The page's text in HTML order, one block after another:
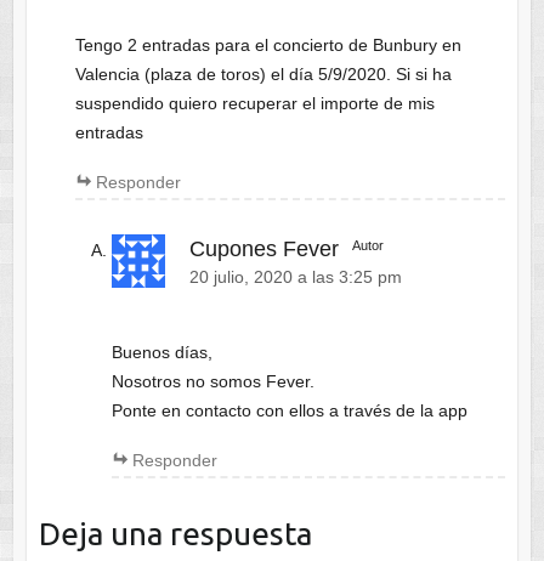
Tengo 2 entradas para el concierto de Bunbury en
Valencia (plaza de toros) el día 5/9/2020. Si si ha
suspendido quiero recuperar el importe de mis
entradas
Responder
Cupones Fever Autor
20 julio, 2020 a las 3:25 pm
Buenos días,
Nosotros no somos Fever.
Ponte en contacto con ellos a través de la app
Responder
Deja una respuesta